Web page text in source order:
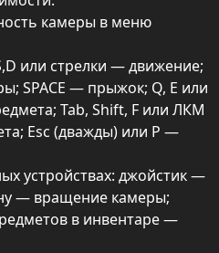
камеры в меню
или стрелки — движение;
SPACE — прыжок; Q, E или
Tab, Shift, F или ЛКМ
Esc (дважды) или P —
устройствах: джойстик —
— вращение камеры;
в инвентаре —